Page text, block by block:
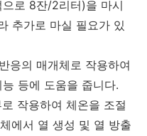
로 8잔/2리터)을 마시
추가로 마실 필요가 있
응의 매개체로 작용하여
등에 도움을 줍니다.
작용하여 체온을 조절
에서 열 생성 및 열 방출